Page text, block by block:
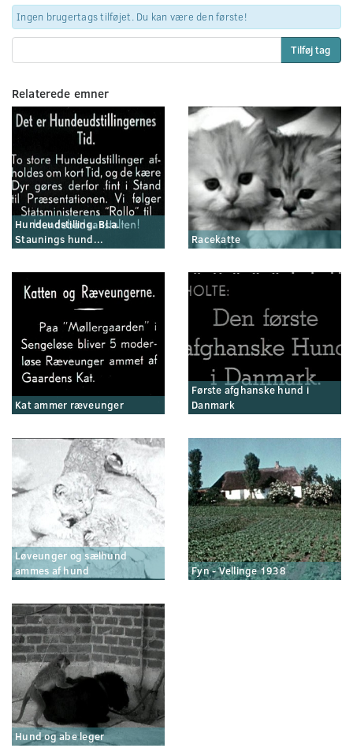
Ingen brugertags tilføjet. Du kan være den første!
Tilføj tag
Relaterede emner
Hundeudstilling. Bl.a.
Staunings hund...
Racekatte
Kat ammer ræveunger
Første afghanske hund i
Danmark
Løveunger og sælhund
ammes af hund
Fyn - Vellinge 1938
Hund og abe leger